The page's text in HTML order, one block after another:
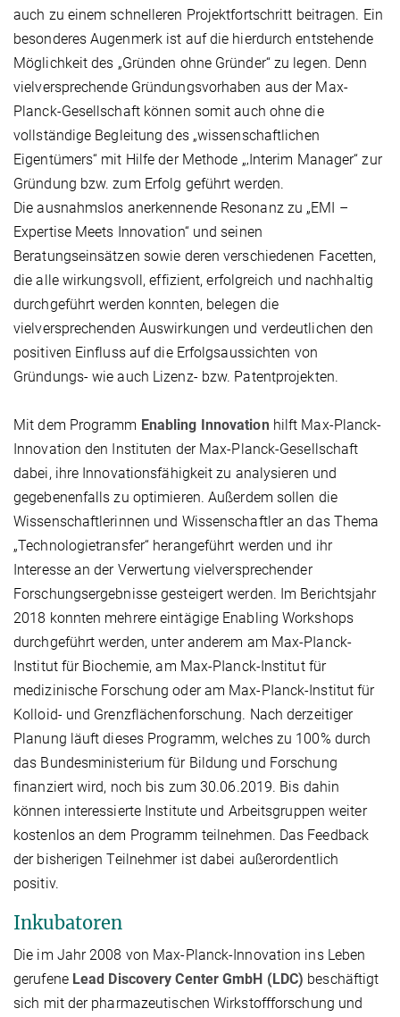
auch zu einem schnelleren Projektfortschritt beitragen. Ein
besonderes Augenmerk ist auf die hierdurch entstehende
Möglichkeit des „Gründen ohne Gründer“ zu legen. Denn
vielversprechende Gründungsvorhaben aus der Max-
Planck-Gesellschaft können somit auch ohne die
vollständige Begleitung des „wissenschaftlichen
Eigentümers“ mit Hilfe der Methode „‚Interim Manager“ zur
Gründung bzw. zum Erfolg geführt werden.
Die ausnahmslos anerkennende Resonanz zu „EMI –
Expertise Meets Innovation“ und seinen
Beratungseinsätzen sowie deren verschiedenen Facetten,
die alle wirkungsvoll, effizient, erfolgreich und nachhaltig
durchgeführt werden konnten, belegen die
vielversprechenden Auswirkungen und verdeutlichen den
positiven Einfluss auf die Erfolgsaussichten von
Gründungs- wie auch Lizenz- bzw. Patentprojekten.
Mit dem Programm Enabling Innovation hilft Max-Planck-
Innovation den Instituten der Max-Planck-Gesellschaft
dabei, ihre Innovationsfähigkeit zu analysieren und
gegebenenfalls zu optimieren. Außerdem sollen die
Wissenschaftlerinnen und Wissenschaftler an das Thema
„Technologietransfer“ herangeführt werden und ihr
Interesse an der Verwertung vielversprechender
Forschungsergebnisse gesteigert werden. Im Berichtsjahr
2018 konnten mehrere eintägige Enabling Workshops
durchgeführt werden, unter anderem am Max-PIanck-
Institut für Biochemie, am Max-PIanck-Institut für
medizinische Forschung oder am Max-PIanck-Institut für
Kolloid- und Grenzflächenforschung. Nach derzeitiger
Planung läuft dieses Programm, welches zu 100% durch
das Bundesministerium für Bildung und Forschung
finanziert wird, noch bis zum 30.06.2019. Bis dahin
können interessierte Institute und Arbeitsgruppen weiter
kostenlos an dem Programm teilnehmen. Das Feedback
der bisherigen Teilnehmer ist dabei außerordentlich
positiv.
Inkubatoren
Die im Jahr 2008 von Max-Planck-Innovation ins Leben
gerufene Lead Discovery Center GmbH (LDC) beschäftigt
sich mit der pharmazeutischen Wirkstoffforschung und